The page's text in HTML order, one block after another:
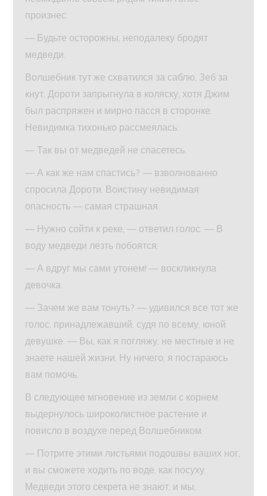
произнес:
— Будьте осторожны, неподалеку бродят
медведи.
Волшебник тут же схватился за саблю, Зеб за
кнут, Дороти запрыгнула в коляску, хотя Джим
был распряжен и мирно пасся в сторонке.
Невидимка тихонько рассмеялась:
— Так вы от медведей не спасетесь.
— А как же нам спастись? — взволнованно
спросила Дороти. Воистину невидимая
опасность — самая страшная.
— Нужно сойти к реке, — ответил голос. — В
воду медведи лезть побоятся.
— А вдруг мы сами утонем! — воскликнула
девочка.
— Зачем же вам тонуть? — удивился все тот же
голос, принадлежавший, судя по всему, юной
девушке. — Вы, как я погляжу, не местные и не
знаете нашей жизни. Ну ничего, я постараюсь
вам помочь.
В следующее мгновение из земли с корнем
выдернулось широколистное растение и
повисло в воздухе перед Волшебником.
— Потрите этими листьями подошвы ваших ног,
и вы сможете ходить по воде, как посуху.
Медведи этого секрета не знают, и мы,